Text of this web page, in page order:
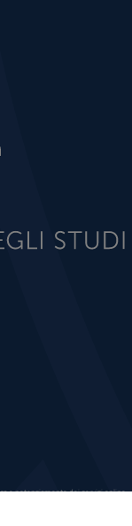
e potenziamento dei servizi online